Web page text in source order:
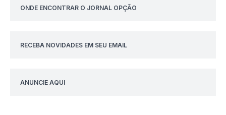
ONDE ENCONTRAR O JORNAL OPÇÃO
RECEBA NOVIDADES EM SEU EMAIL
ANUNCIE AQUI